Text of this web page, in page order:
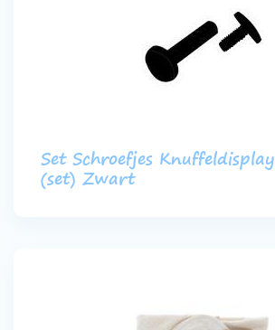
Set Schroefjes Knuffeldisplay
(set) Zwart